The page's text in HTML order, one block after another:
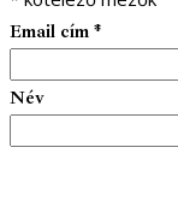
Email cím *
Név